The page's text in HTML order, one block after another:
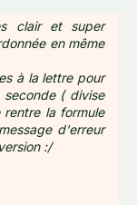
clair et super
en même
à la lettre pour
( divise
la formule
d'erreur
:/